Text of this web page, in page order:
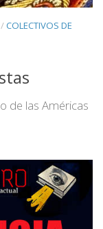
/COLECTIVOS DE
de las Américas